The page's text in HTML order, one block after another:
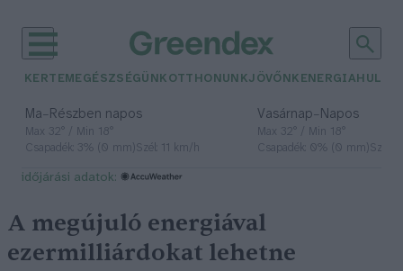
KERTEM EGÉSZSÉGÜNK OTTHONUNKJÖVŐNK ENERGIA
Ma– Részben napos
Max 32° / Min 18°
Csapadék: 3% (0 mm)Szél: 11 km/h
Vasárnap– Napos
Max 32° / Min 18°
Csapadék: 0% (0 mm)Szél:
időjárási adatok:
A megújuló energiával
ezermilliárdokat lehetne